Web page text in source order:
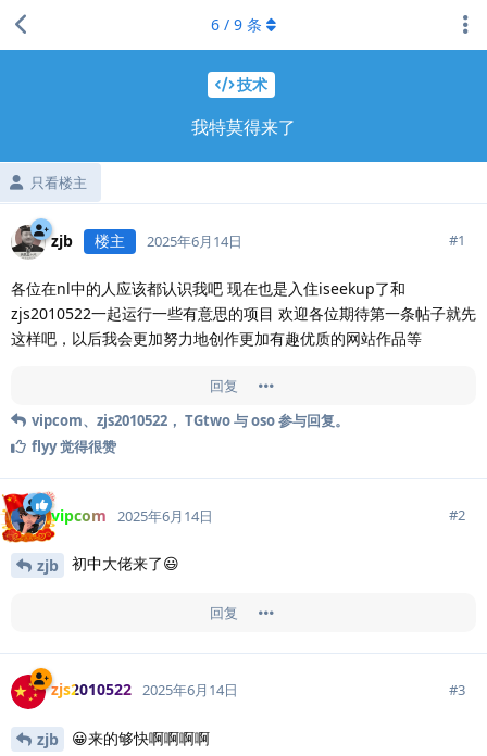
技术
我特莫得来了
只看楼主
6 / 9 条
zjb 楼主 2025年6月14日 #1
各位在nl中的人应该都认识我吧 现在也是入住iseekup了和
zjs2010522一起运行一些有意思的项目 欢迎各位期待第一条帖子就先
这样吧，以后我会更加努力地创作更加有趣优质的网站作品等
回复
vipcom、 zjs2010522 ， TGtwo与oso参与回复。
flyy觉得很赞
vipcom 2025年6月14日 #2
zjb 初中大佬来了😃
回复
zjs2010522 2025年6月14日 #3
zjb 😀来的够快啊啊啊啊